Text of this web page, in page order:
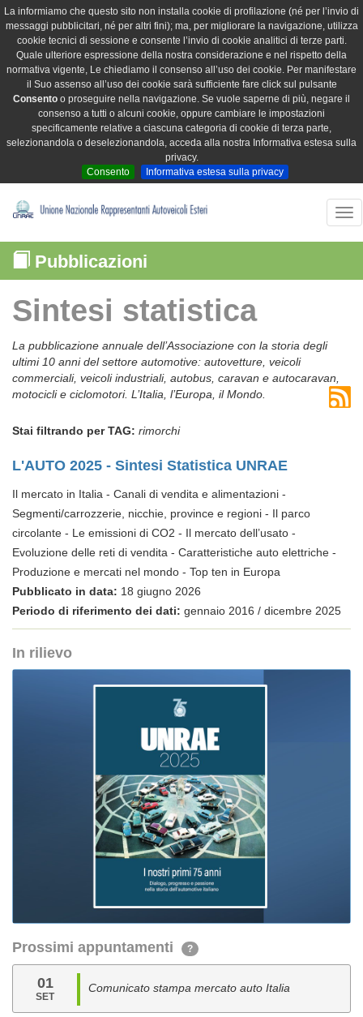
La informiamo che questo sito non installa cookie di profilazione (né per l’invio di
messaggi pubblicitari, né per altri fini); ma, per migliorare la navigazione, utilizza
cookie tecnici di sessione e consente l’invio di cookie analitici di terze parti.
Quale ulteriore espressione della nostra considerazione e nel rispetto della
normativa vigente, Le chiediamo il consenso all’uso dei cookie. Per manifestare
il Suo assenso all’uso dei cookie sarà sufficiente fare click sul pulsante
Consento o proseguire nella navigazione. Se vuole saperne di più, negare il
consenso a tutti o alcuni cookie, oppure cambiare le impostazioni
specificamente relative a ciascuna categoria di cookie di terza parte,
selezionandola o deselezionandola, acceda alla nostra Informativa estesa sulla
privacy.
Consento
Informativa estesa sulla privacy
Pubblicazioni
Sintesi statistica
La pubblicazione annuale dell’Associazione con la storia degli
ultimi 10 anni del settore automotive: autovetture, veicoli
commerciali, veicoli industriali, autobus, caravan e autocaravan,
motocicli e ciclomotori. L’Italia, l’Europa, il Mondo.
Stai filtrando per TAG: rimorchi
L'AUTO 2025 - Sintesi Statistica UNRAE
Il mercato in Italia - Canali di vendita e alimentazioni -
Segmenti/carrozzerie, nicchie, province e regioni - Il parco
circolante - Le emissioni di CO2 - Il mercato dell’usato -
Evoluzione delle reti di vendita - Caratteristiche auto elettriche -
Produzione e mercati nel mondo - Top ten in Europa
Pubblicato in data: 18 giugno 2026
Periodo di riferimento dei dati: gennaio 2016 / dicembre 2025
In rilievo
Prossimi appuntamenti ?
01
SET
Comunicato stampa mercato auto Italia